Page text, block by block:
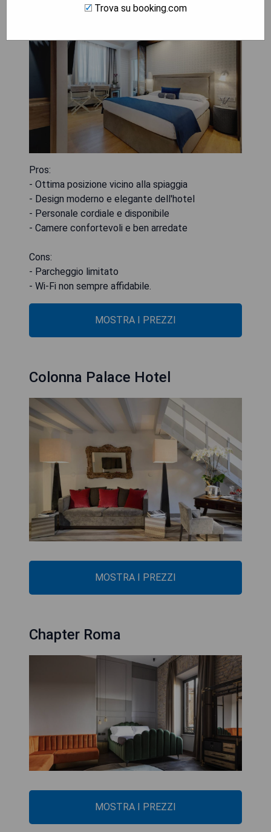
Pros:
- Ottima posizione vicino alla spiaggia
- Design moderno e elegante dell'hotel
- Personale cordiale e disponibile
- Camere confortevoli e ben arredate
Cons:
- Parcheggio limitato
- Wi-Fi non sempre affidabile.
MOSTRA I PREZZI
Colonna Palace Hotel
MOSTRA I PREZZI
Chapter Roma
MOSTRA I PREZZI
Trova su booking.com